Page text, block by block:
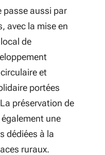
passe aussi par
avec la mise en
de
et
portées
préservation de
une
dédiées à la
ruraux.